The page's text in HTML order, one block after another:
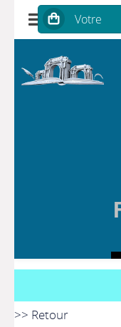
>> Retour